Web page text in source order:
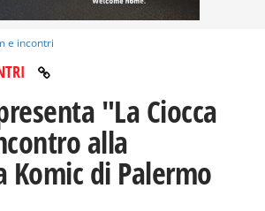
e incontri
"La Ciocca
alla
Komic di Palermo